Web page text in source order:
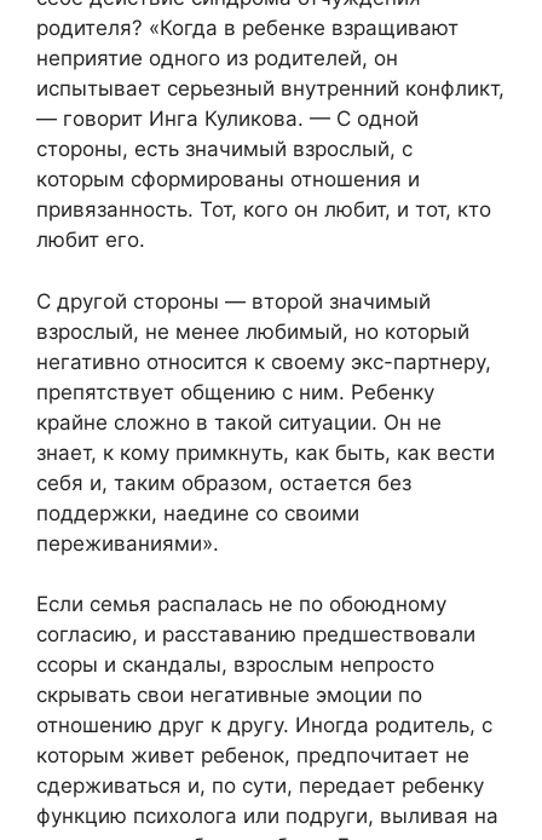
родителя? «Когда в ребенке взращивают
неприятие одного из родителей, он
испытывает серьезный внутренний конфликт,
— говорит Инга Куликова. — С одной
стороны, есть значимый взрослый, с
которым сформированы отношения и
привязанность. Тот, кого он любит, и тот, кто
любит его.
С другой стороны — второй значимый
взрослый, не менее любимый, но который
негативно относится к своему экс-партнеру,
препятствует общению с ним. Ребенку
крайне сложно в такой ситуации. Он не
знает, к кому примкнуть, как быть, как вести
себя и, таким образом, остается без
поддержки, наедине со своими
переживаниями».
Если семья распалась не по обоюдному
согласию, и расставанию предшествовали
ссоры и скандалы, взрослым непросто
скрывать свои негативные эмоции по
отношению друг к другу. Иногда родитель, с
которым живет ребенок, предпочитает не
сдерживаться и, по сути, передает ребенку
функцию психолога или подруги, выливая на